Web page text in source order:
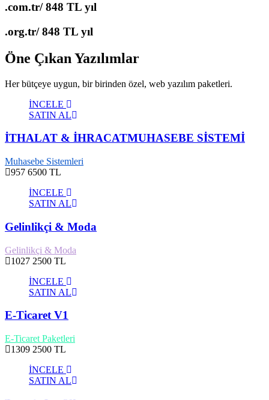
.com.tr/848 TL yıl
.org.tr/848 TL yıl
Öne Çıkan Yazılımlar
Her bütçeye uygun, bir birinden özel, web yazılım paketleri.
İNCELE
SATIN AL
İTHALAT & İHRACATMUHASEBE SİSTEMİ
Muhasebe Sistemleri
957 6500 TL
İNCELE
SATIN AL
Gelinlikçi & Moda
Gelinlikçi & Moda
1027 2500 TL
İNCELE
SATIN AL
E-Ticaret V1
E-Ticaret Paketleri
1309 2500 TL
İNCELE
SATIN AL